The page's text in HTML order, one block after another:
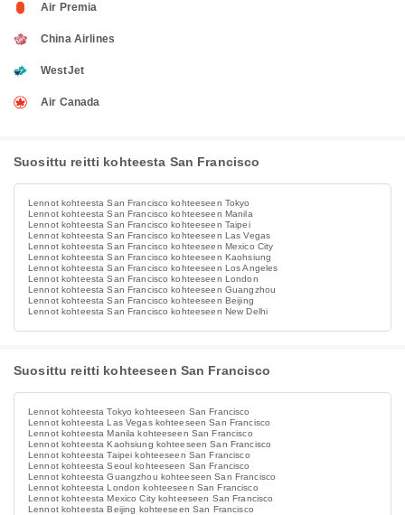
Air Premia
China Airlines
WestJet
Air Canada
Suosittu reitti kohteesta San Francisco
Lennot kohteesta San Francisco kohteeseen Tokyo
Lennot kohteesta San Francisco kohteeseen Manila
Lennot kohteesta San Francisco kohteeseen Taipei
Lennot kohteesta San Francisco kohteeseen Las Vegas
Lennot kohteesta San Francisco kohteeseen Mexico City
Lennot kohteesta San Francisco kohteeseen Kaohsiung
Lennot kohteesta San Francisco kohteeseen Los Angeles
Lennot kohteesta San Francisco kohteeseen London
Lennot kohteesta San Francisco kohteeseen Guangzhou
Lennot kohteesta San Francisco kohteeseen Beijing
Lennot kohteesta San Francisco kohteeseen New Delhi
Suosittu reitti kohteeseen San Francisco
Lennot kohteesta Tokyo kohteeseen San Francisco
Lennot kohteesta Las Vegas kohteeseen San Francisco
Lennot kohteesta Manila kohteeseen San Francisco
Lennot kohteesta Kaohsiung kohteeseen San Francisco
Lennot kohteesta Taipei kohteeseen San Francisco
Lennot kohteesta Seoul kohteeseen San Francisco
Lennot kohteesta Guangzhou kohteeseen San Francisco
Lennot kohteesta London kohteeseen San Francisco
Lennot kohteesta Mexico City kohteeseen San Francisco
Lennot kohteesta Beijing kohteeseen San Francisco